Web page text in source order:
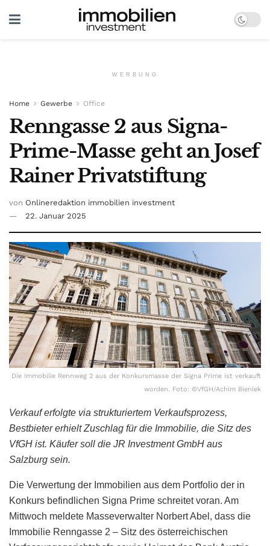
WERBUNG
Home Gewerbe Office
Renngasse 2 aus Signa-
Prime-Masse geht an Josef
Rainer Privatstiftung
von Onlineredaktion immobilien investment
22. Januar 2025
Die Immobilie Rennweg 2 aus der Konkursmasse der Signa Prime ist verkauft
worden. Foto: ©VfGH/Achim Bieniek
Verkauf erfolgte via strukturiertem Verkaufsprozess,
Bestbieter erhielt Zuschlag für die Immobilie, die Sitz des
VfGH ist. Käufer soll die JR Investment GmbH aus
Salzburg sein.
Die Verwertung der Immobilien aus dem Portfolio der in
Konkurs befindlichen Signa Prime schreitet voran. Am
Mittwoch meldete Masseverwalter Norbert Abel, dass die
Immobilie Renngasse 2 – Sitz des österreichischen